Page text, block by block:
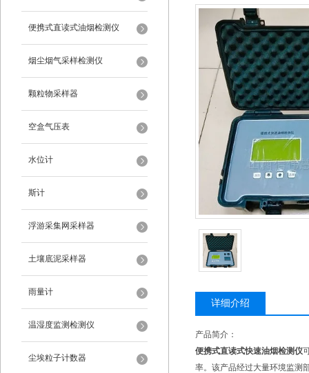
便携式直读式油烟检测仪
烟尘烟气采样检测仪
颗粒物采样器
空盒气压表
水位计
斯计
浮游采集网采样器
土壤底泥采样器
雨量计
温湿度监测检测仪
尘埃粒子计数器
详细介绍
产品简介：
便携式直读式快速油烟检测仪
率。该产品经过大量环境监测